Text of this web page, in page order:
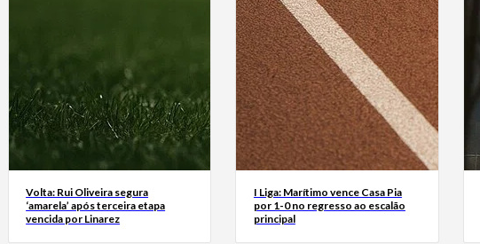
Volta: Rui Oliveira segura
‘amarela’ após terceira etapa
vencida por Linarez
I Liga: Marítimo vence Casa Pia
por 1-0 no regresso ao escalão
principal